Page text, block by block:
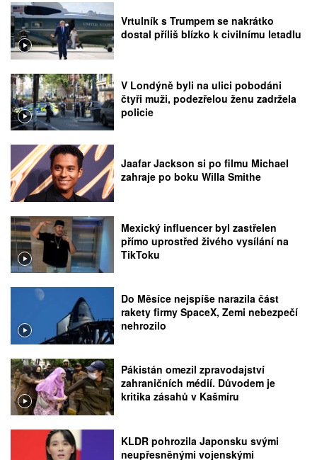
Vrtulník s Trumpem se nakrátko
dostal příliš blízko k civilnímu letadlu
V Londýně byli na ulici pobodáni
čtyři muži, podezřelou ženu zadržela
policie
Jaafar Jackson si po filmu Michael
zahraje po boku Willa Smithe
Mexický influencer byl zastřelen
přímo uprostřed živého vysílání na
TikToku
Do Měsíce nejspíše narazila část
rakety firmy SpaceX, Zemi nebezpečí
nehrozilo
Pákistán omezil zpravodajství
zahraničních médií. Důvodem je
kritika zásahů v Kašmíru
KLDR pohrozila Japonsku svými
neupřesněnými vojenskými